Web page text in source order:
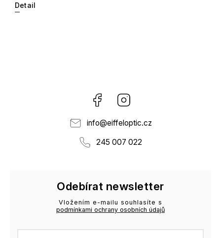
Detail
Facebook
info@eiffeloptic.cz
245 007 022
Odebírat newsletter
Vložením e-mailu souhlasíte s
podmínkami ochrany osobních údajů